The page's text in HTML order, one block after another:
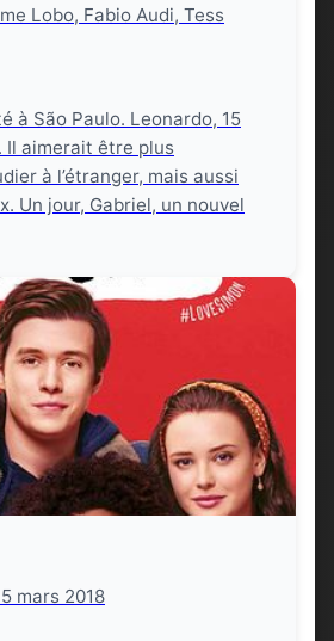
Lobo, Fabio Audi, Tess
à São Paulo. Leonardo, 15
Il aimerait être plus
à l’étranger, mais aussi
Un jour, Gabriel, un nouvel
mars 2018